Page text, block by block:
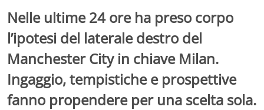
Nelle ultime 24 ore ha preso corpo
l’ipotesi del laterale destro del
Manchester City in chiave Milan.
Ingaggio, tempistiche e prospettive
fanno propendere per una scelta sola.